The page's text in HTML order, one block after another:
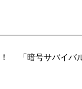
！ 「暗号サバイ